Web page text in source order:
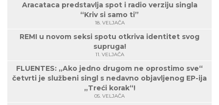
Aracataca predstavlja spot i radio verziju singla
“Kriv si samo ti”
18. VELJAČA
REMI u novom seksi spotu otkriva identitet svog
supruga!
11. VELJAČA
FLUENTES: „Ako jedno drugom ne oprostimo sve“
četvrti je službeni singl s nedavno objavljenog EP-ija
„Treći korak“!
05. VELJAČA